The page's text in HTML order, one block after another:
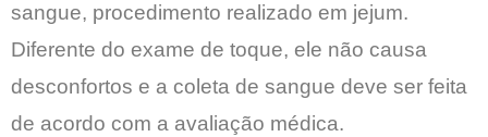
sangue, procedimento realizado em jejum.
Diferente do exame de toque, ele não causa
desconfortos e a coleta de sangue deve ser feita
de acordo com a avaliação médica.